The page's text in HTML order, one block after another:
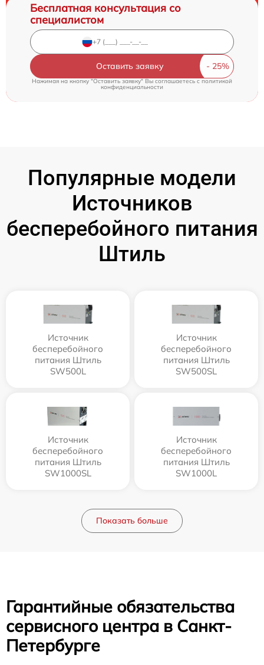
Бесплатная консультация со
специалистом
Оставить заявку
Нажимая на кнопку "Оставить заявку" Вы соглашаетесь cполитикой
конфиденциальности
Популярные модели
Источников
бесперебойного питания
Штиль
Источник
бесперебойного
питания Штиль
SW500L
Источник
бесперебойного
питания Штиль
SW500SL
Источник
бесперебойного
питания Штиль
SW1000SL
Источник
бесперебойного
питания Штиль
SW1000L
Показать больше
Гарантийные обязательства
сервисного центра в Санкт-
Петербурге